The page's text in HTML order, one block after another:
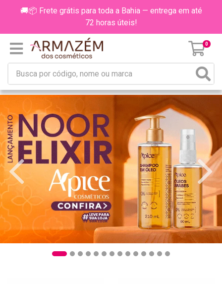
🚚📦 Frete grátis para toda a Bahia — entrega em até
72 horas úteis!
0